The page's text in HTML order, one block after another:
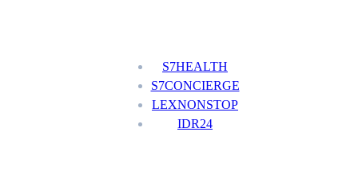
S7HEALTH
S7CONCIERGE
LEXNONSTOP
IDR24